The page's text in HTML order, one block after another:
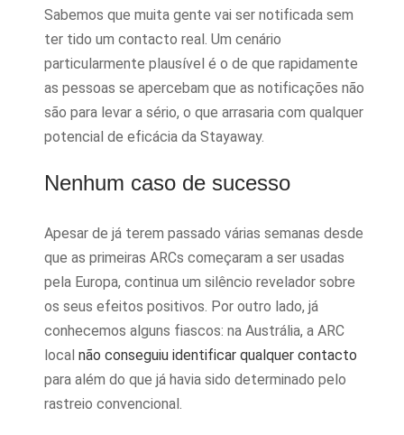
Sabemos que muita gente vai ser notificada sem
ter tido um contacto real. Um cenário
particularmente plausível é o de que rapidamente
as pessoas se apercebam que as notificações não
são para levar a sério, o que arrasaria com qualquer
potencial de eficácia da Stayaway.
Nenhum caso de sucesso
Apesar de já terem passado várias semanas desde
que as primeiras ARCs começaram a ser usadas
pela Europa, continua um silêncio revelador sobre
os seus efeitos positivos. Por outro lado, já
conhecemos alguns fiascos: na Austrália, a ARC
local não conseguiu identificar qualquer contacto
para além do que já havia sido determinado pelo
rastreio convencional.